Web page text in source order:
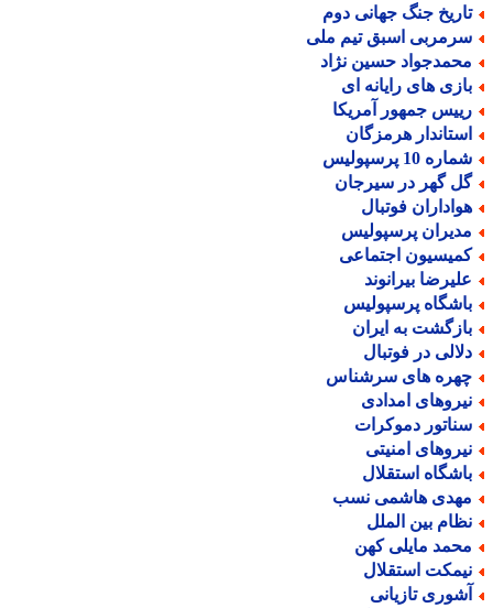
جنگ جهانی دوم
اسبق تیم ملی
حسین نژاد
های رایانه ای
جمهور آمریکا
هرمزگان
10 پرسپولیس
گهر در سیرجان
فوتبال
پرسپولیس
اجتماعی
بیرانوند
پرسپولیس
به ایران
در فوتبال
های سرشناس
امدادی
دموکرات
امنیتی
استقلال
هاشمی نسب
بین الملل
مایلی کهن
استقلال
تازیانی